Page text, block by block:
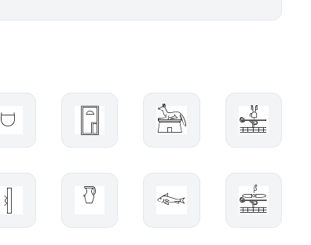
𓈟 𓉞 𓃣 𓈽
𓏜 𓎹 𓆜 𓈾